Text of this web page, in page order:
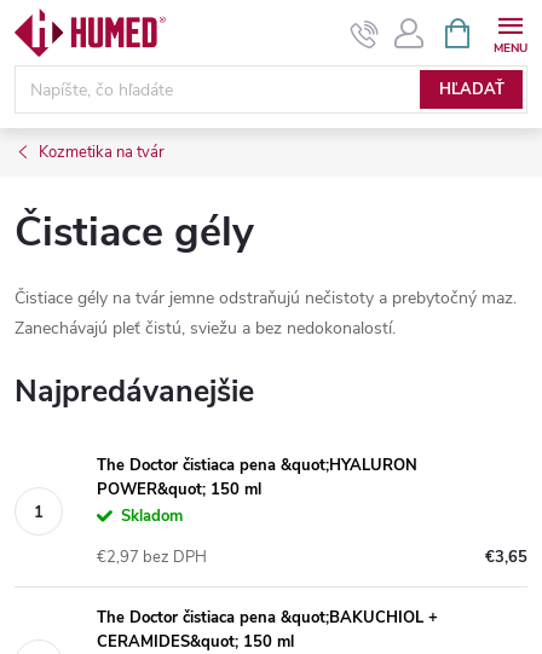
Prejsť
obsah
HĽADAŤ
KOŠÍK
Kozmetika na tvár
Čistiace gély
Čistiace gély na tvár jemne odstraňujú nečistoty a prebytočný maz.
Zanechávajú pleť čistú, sviežu a bez nedokonalostí.
Najpredávanejšie
The Doctor čistiaca pena &quot;HYALURON
POWER&quot; 150 ml
Skladom
€3,65
€2,97 bez DPH
The Doctor čistiaca pena &quot;BAKUCHIOL +
CERAMIDES&quot; 150 ml